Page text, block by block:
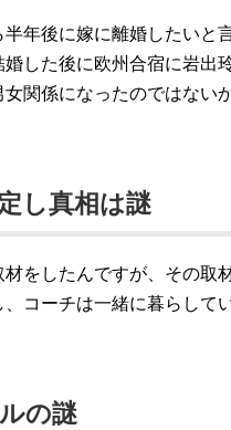
年後に嫁に離婚したいと
した後に欧州合宿に岩出
関係になったのではない
し真相は謎
をしたんですが、その取
コーチは一緒に暮らして
の謎